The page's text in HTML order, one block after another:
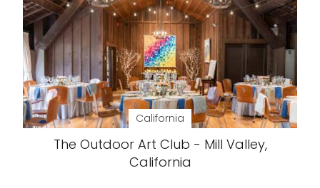
California
The Outdoor Art Club - Mill Valley,
California